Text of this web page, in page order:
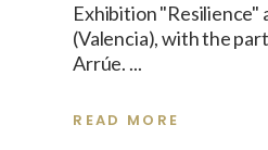
Exhibition "Resilience"
(Valencia), with the
Arrúe.
READ MORE